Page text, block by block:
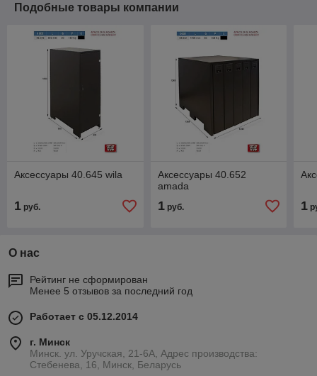
Подобные товары компании
Аксессуары 40.645 wila
1 руб.
Аксессуары 40.652
amada
1руб. 1
О нас
Рейтинг не сформирован
Менее 5 отзывов за последний год
Работает с 05.12.2014
г. Минск
Минск. ул. Уручская, 21-6А, Адрес производства:
Стебенева, 16, Минск, Беларусь